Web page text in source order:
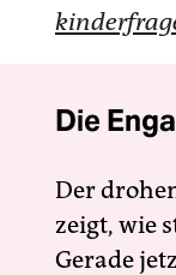
Die
Der
zeigt, wie
Gerade